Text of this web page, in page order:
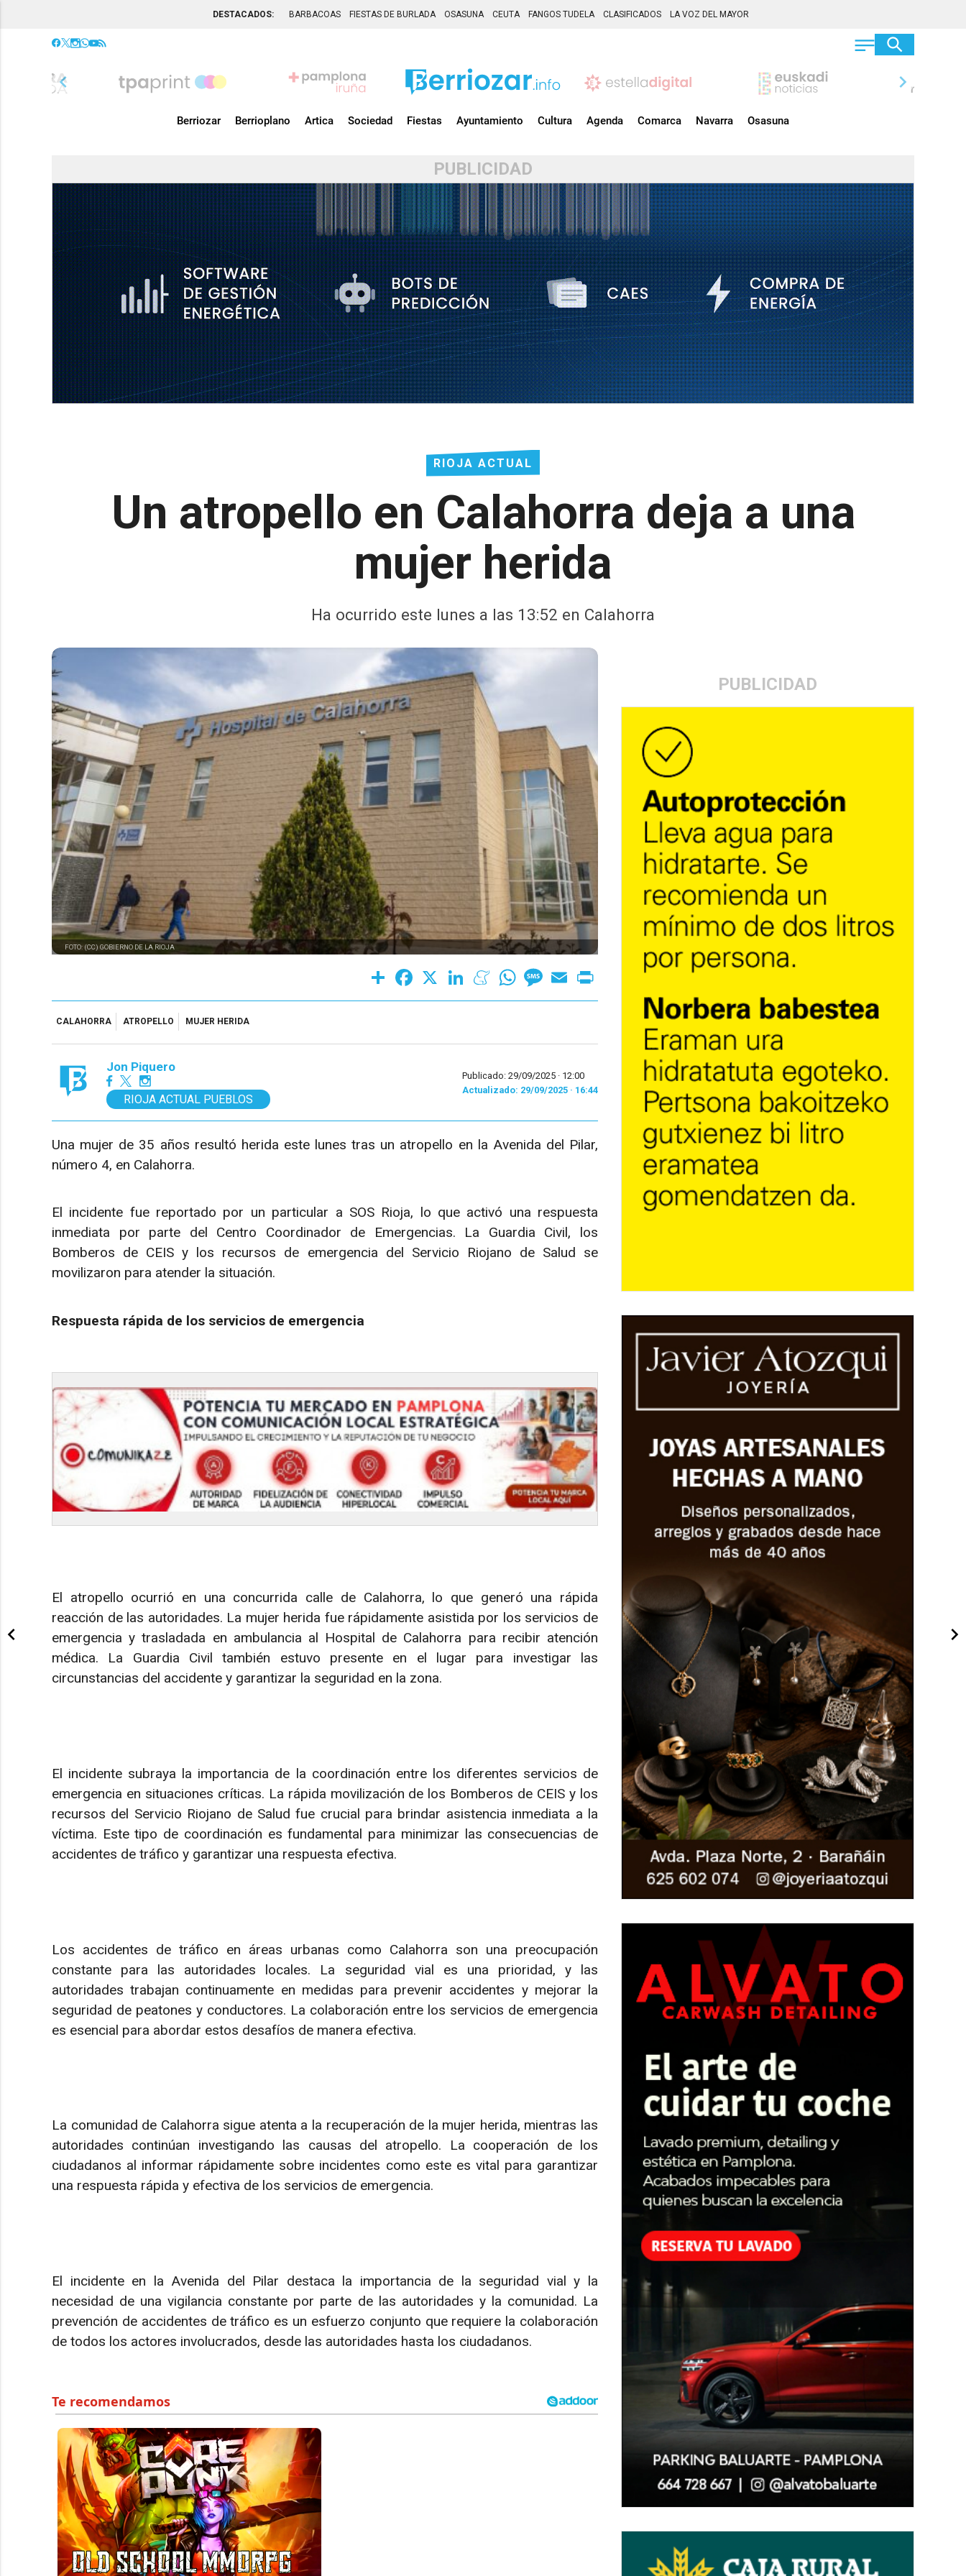
DESTACADOS: BARBACOAS FIESTAS DE BURLADA OSASUNA CEUTA FANGOS TUDELA CLASIFICADOS LA VOZ DEL MAYOR
chevron_left chevron_right
Berriozar Berrioplano Artica Sociedad Fiestas Ayuntamiento Cultura Agenda Comarca Navarra Osasuna
PUBLICIDAD
RIOJA ACTUAL
Un atropello en Calahorra deja a una
mujer herida
Ha ocurrido este lunes a las 13:52 en Calahorra
PUBLICIDAD
FOTO: (CC) GOBIERNO DE LA RIOJA
Share Facebook LinkedInMeneameWhatsAppMessage
Email
CALAHORRA ATROPELLO MUJER HERIDA
Jon Piquero
RIOJA ACTUAL PUEBLOS
Publicado: 29/09/2025 · 12:00
Actualizado: 29/09/2025 · 16:44
Una mujer de 35 años resultó herida este lunes tras un atropello en la Avenida del Pilar,
número 4, en Calahorra.
El incidente fue reportado por un particular a SOS Rioja, lo que activó una respuesta
inmediata por parte del Centro Coordinador de Emergencias. La Guardia Civil, los
Bomberos de CEIS y los recursos de emergencia del Servicio Riojano de Salud se
movilizaron para atender la situación.
Respuesta rápida de los servicios de emergencia
El atropello ocurrió en una concurrida calle de Calahorra, lo que generó una rápida
reacción de las autoridades. La mujer herida fue rápidamente asistida por los servicios de
emergencia y trasladada en ambulancia al Hospital de Calahorra para recibir atención
médica. La Guardia Civil también estuvo presente en el lugar para investigar las
circunstancias del accidente y garantizar la seguridad en la zona.
El incidente subraya la importancia de la coordinación entre los diferentes servicios de
emergencia en situaciones críticas. La rápida movilización de los Bomberos de CEIS y los
recursos del Servicio Riojano de Salud fue crucial para brindar asistencia inmediata a la
víctima. Este tipo de coordinación es fundamental para minimizar las consecuencias de
accidentes de tráfico y garantizar una respuesta efectiva.
Los accidentes de tráfico en áreas urbanas como Calahorra son una preocupación
constante para las autoridades locales. La seguridad vial es una prioridad, y las
autoridades trabajan continuamente en medidas para prevenir accidentes y mejorar la
seguridad de peatones y conductores. La colaboración entre los servicios de emergencia
es esencial para abordar estos desafíos de manera efectiva.
La comunidad de Calahorra sigue atenta a la recuperación de la mujer herida, mientras las
autoridades continúan investigando las causas del atropello. La cooperación de los
ciudadanos al informar rápidamente sobre incidentes como este es vital para garantizar
una respuesta rápida y efectiva de los servicios de emergencia.
El incidente en la Avenida del Pilar destaca la importancia de la seguridad vial y la
necesidad de una vigilancia constante por parte de las autoridades y la comunidad. La
prevención de accidentes de tráfico es un esfuerzo conjunto que requiere la colaboración
de todos los actores involucrados, desde las autoridades hasta los ciudadanos.